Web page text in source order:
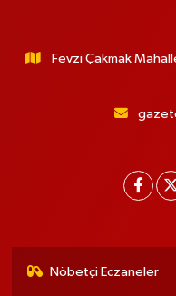
Fevzi Çakmak
Nöbetçi Eczaneler